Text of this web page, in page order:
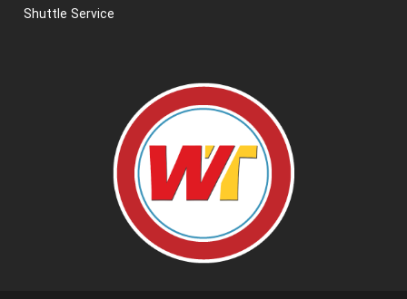
Shuttle Service